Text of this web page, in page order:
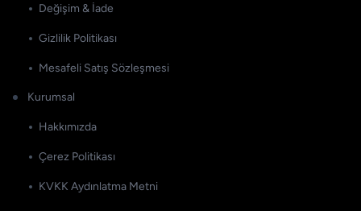
Değişim & İade
Gizlilik Politikası
Mesafeli Satış Sözleşmesi
Kurumsal
Hakkımızda
Çerez Politikası
KVKK Aydınlatma Metni